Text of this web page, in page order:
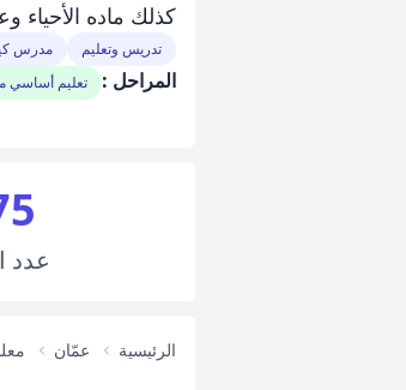
كذلك ماده الأحياء
تدريس وتعليم مدرس
المراحل : تعليم أساسي
عدد
الرئيسية عمّان